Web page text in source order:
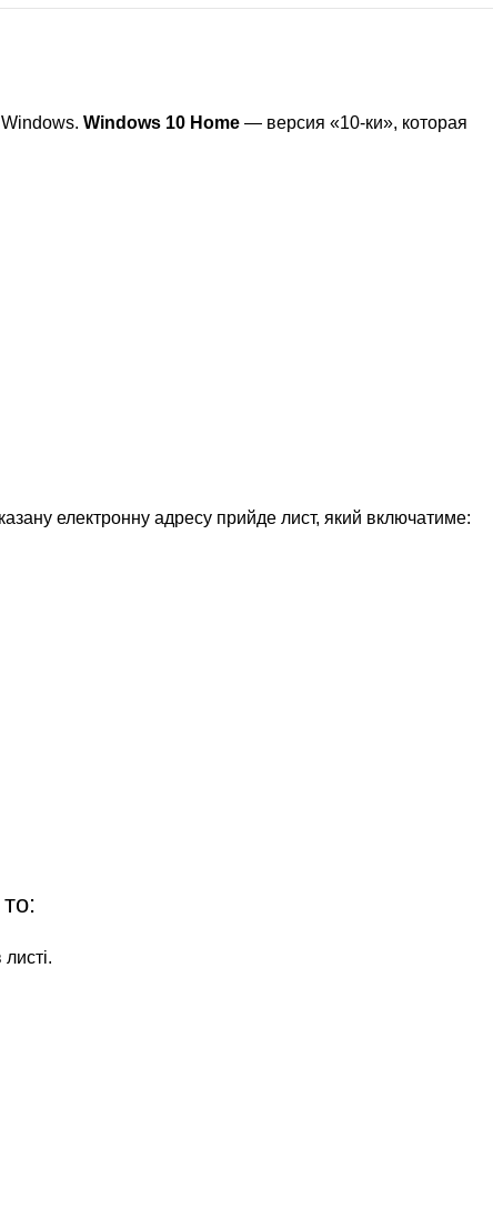
Windows 10 Home — версия «10-ки», которая
електронну адресу прийде лист, який включатиме: